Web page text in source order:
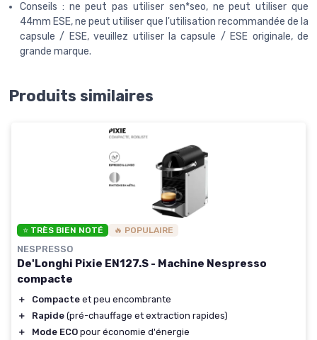
Conseils : ne peut pas utiliser sen*seo, ne peut utiliser que
44mm ESE, ne peut utiliser que l'utilisation recommandée de la
capsule / ESE, veuillez utiliser la capsule / ESE originale, de
grande marque.
Produits similaires
⭐ TRÈS BIEN NOTÉ 🔥 POPULAIRE
NESPRESSO
De'Longhi Pixie EN127.S - Machine Nespresso
compacte
＋ Compacte et peu encombrante
＋
Rapide (pré-chauffage et extraction rapides)
＋
Mode ECO pour économie d'énergie